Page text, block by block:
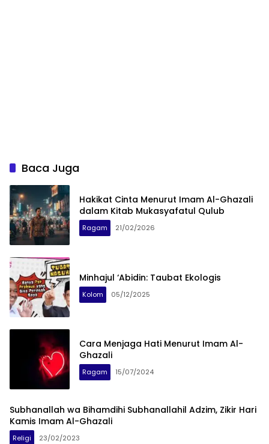
Baca Juga
Hakikat Cinta Menurut Imam Al-Ghazali
dalam Kitab Mukasyafatul Qulub
Ragam 21/02/2026
Minhajul ‘Abidin: Taubat Ekologis
Kolom 05/12/2025
Cara Menjaga Hati Menurut Imam Al-
Ghazali
Ragam 15/07/2024
Subhanallah wa Bihamdihi Subhanallahil Adzim, Zikir Hari
Kamis Imam Al-Ghazali
Religi 23/02/2023